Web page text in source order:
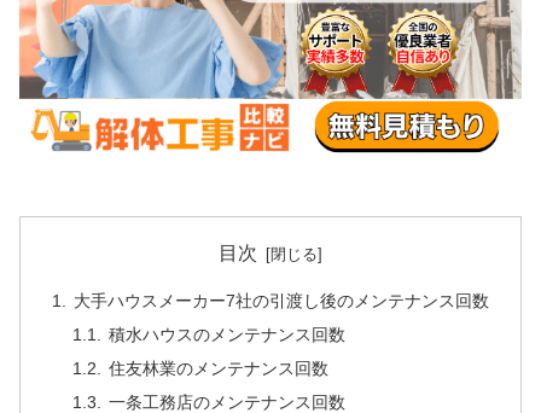
目次
大手ハウスメーカー7社の引渡し後のメンテナンス回数
積水ハウスのメンテナンス回数
住友林業のメンテナンス回数
一条工務店のメンテナンス回数